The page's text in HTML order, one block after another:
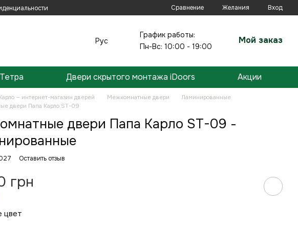
Сравнение Желания Вход
Рус
График работы:
Пн-Вс: 10:00 - 19:00
Мой заказ
Тетра Двери скрытого монтажа iDoors Акции
— интернет-магазин дверей Межкомнатные двери
Ламинированные
двери Папа Карло ST-09
двери Папа Карло ST-09 -
Оставить отзыв
грн
цвет